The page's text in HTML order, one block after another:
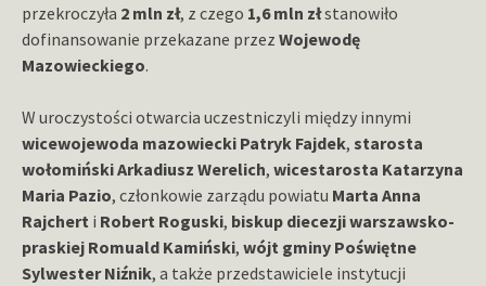
przekroczyła 2 mln zł, z czego 1,6 mln złstanowiło
dofinansowanie przekazane przez Wojewodę
Mazowieckiego.
W uroczystości otwarcia uczestniczyli między innymi
wicewojewoda mazowiecki Patryk Fajdek, starosta
wołomiński Arkadiusz Werelich, wicestarosta Katarzyna
Maria Pazio, członkowie zarządu powiatu Marta Anna
Rajchert i Robert Roguski, biskup diecezji warszawsko-
praskiej Romuald Kamiński, wójt gminy Poświętne
Sylwester Niźnik, a także przedstawiciele instytucji